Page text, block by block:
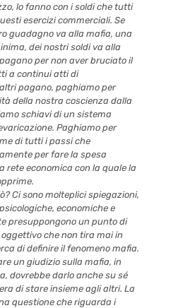
lo fanno con i soldi che tutti
esercizi commerciali. Se
guadagno va alla mafia, una
dei nostri soldi va alla
per non aver bruciato il
a continui atti di
pagano, paghiamo per
della nostra coscienza dalla
schiavi di un sistema
Paghiamo per
di tutti i passi che
per fare la spesa
rete economica con la quale la
Ci sono molteplici spiegazioni,
economiche e
presuppongono un punto di
che non tira mai in
di definire il fenomeno mafia.
un giudizio sulla mafia, in
dovrebbe darlo anche su sé
di stare insieme agli altri. La
questione che riguarda i